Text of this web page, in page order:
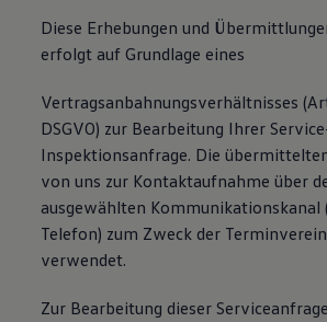
Diese Erhebungen und
erfolgt auf Grundlage eines
Vertragsanbahnungsverhältnisses
DSGVO) zur Bearbeitung Ihrer
Inspektionsanfrage. Die
von uns zur Kontaktaufnahme über
ausgewählten Kommunikationskanal
Telefon) zum Zweck der
verwendet.
Zur Bearbeitung dieser